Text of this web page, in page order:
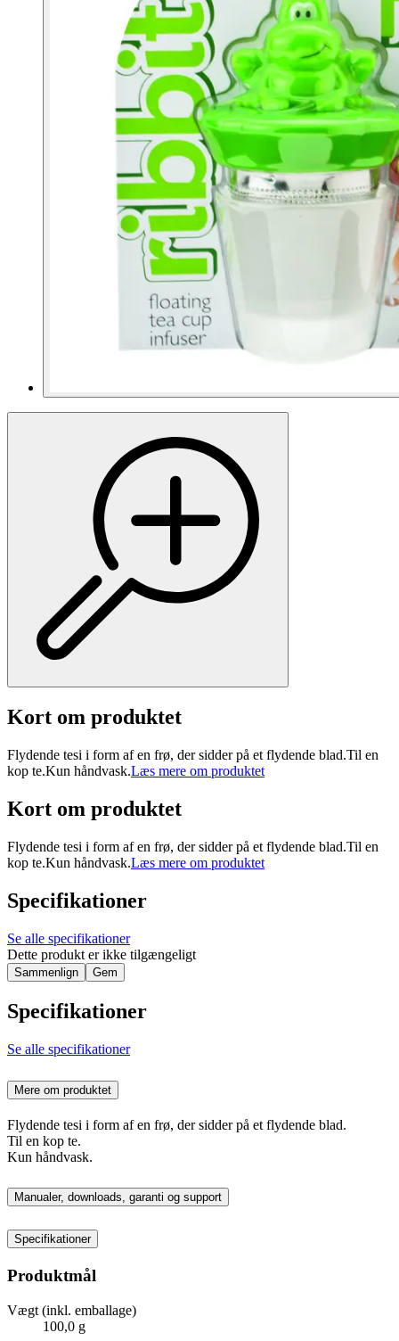
Kort om produktet
Flydende tesi i form af en frø, der sidder på et flydende blad.Til en
kop te.Kun håndvask.Læs mere om produktet
Kort om produktet
Flydende tesi i form af en frø, der sidder på et flydende blad.Til en
kop te.Kun håndvask.Læs mere om produktet
Specifikationer
Se alle specifikationer
Dette produkt er ikke tilgængeligt
Sammenlign Gem
Specifikationer
Se alle specifikationer
Mere om produktet
Flydende tesi i form af en frø, der sidder på et flydende blad.
Til en kop te.
Kun håndvask.
Manualer, downloads, garanti og support
Specifikationer
Produktmål
Vægt (inkl. emballage)
100,0 g